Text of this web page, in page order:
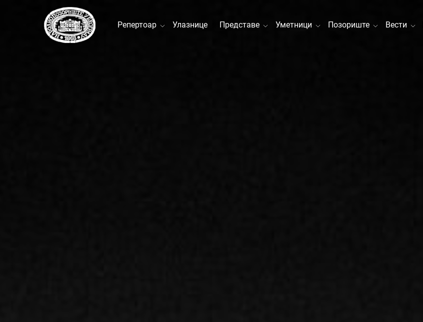
Репертоар Улазнице Представе Уметници Позориште Вести